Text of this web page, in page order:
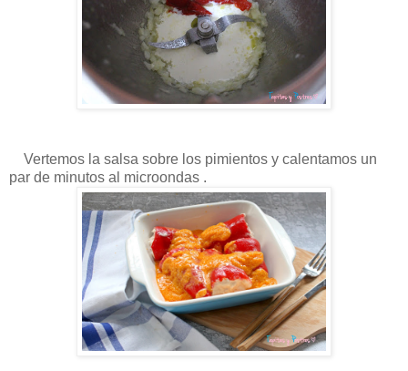
Vertemos la salsa sobre los pimientos y calentamos un
par de minutos al microondas .